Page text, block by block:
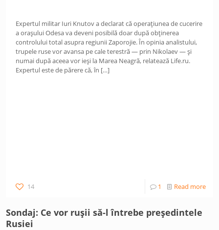
Expertul militar Iuri Knutov a declarat că operațiunea de cucerire
a orașului Odesa va deveni posibilă doar după obținerea
controlului total asupra regiunii Zaporojie. În opinia analistului,
trupele ruse vor avansa pe cale terestră — prin Nikolaev — și
numai după aceea vor ieși la Marea Neagră, relatează Life.ru.
Expertul este de părere că, în […]
14 1 Read more
Sondaj: Ce vor rușii să-l întrebe președintele
Rusiei